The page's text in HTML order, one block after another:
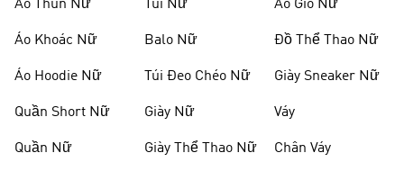
Áo Thun Nữ
Áo Khoác Nữ
Áo Hoodie Nữ
Quần Short Nữ
Quần Nữ
Túi Nữ
Balo Nữ
Túi Đeo Chéo Nữ
Giày Nữ
Giày Thể Thao Nữ
Áo Gió Nữ
Đồ Thể Thao Nữ
Giày Sneaker Nữ
Váy
Chân Váy